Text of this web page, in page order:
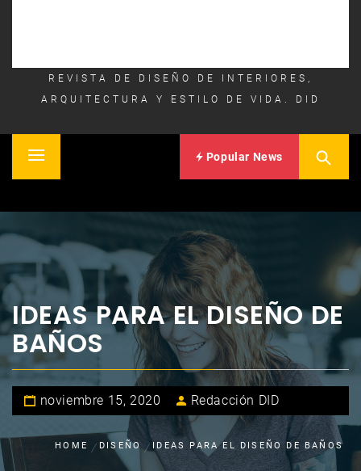
REVISTA DE DISEÑO DE INTERIORES,
ARQUITECTURA Y ESTILO DE VIDA. DID
Primary
Popular News
IDEAS PARA EL DISEÑO DE
BAÑOS
noviembre 15, 2020 Redacción DID
HOME DISEÑO IDEAS PARA EL DISEÑO DE BAÑOS